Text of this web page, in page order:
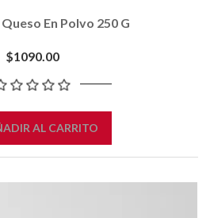
En Polvo 250 G
$1090.00
AL CARRITO